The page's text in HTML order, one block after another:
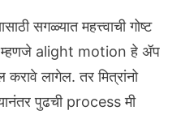
सगळ्यात महत्त्वाची गोष्ट
म्हणजे alight motion हे ॲप
करावे लागेल. तर मित्रांनो
पुढची process मी